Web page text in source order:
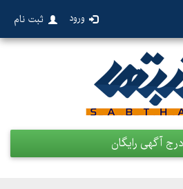
ورود ثبت نام
درج آگهی رایگان